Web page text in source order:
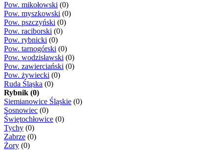
Pow. mikołowski (0)
Pow. myszkowski (0)
Pow. pszczyński (0)
Pow. raciborski (0)
Pow. rybnicki (0)
Pow. tarnogórski (0)
Pow. wodzisławski (0)
Pow. zawierciański (0)
Pow. żywiecki (0)
Ruda Śląska (0)
Rybnik (0)
Siemianowice Śląskie (0)
Sosnowiec (0)
Świętochłowice (0)
Tychy (0)
Zabrze (0)
Żory (0)